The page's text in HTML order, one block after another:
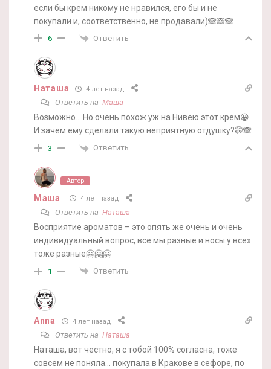
если бы крем никому не нравился, его бы и не
покупали и, соответственно, не продавали)🙈🙈🙈
6 Ответить
Наташа 4 лет назад
Ответить на Маша
Возможно… Но очень похож уж на Нивею этот крем😀
И зачем ему сделали такую неприятную отдушку?🤭🙈
3 Ответить
Автор
Маша 4 лет назад
Ответить на Наташа
Восприятие ароматов – это опять же очень и очень
индивидуальный вопрос, все мы разные и носы у всех
тоже разные🤗🤗🤗
1 Ответить
Anna 4 лет назад
Ответить на Наташа
Наташа, вот честно, я с тобой 100% согласна, тоже
совсем не поняла… покупала в Кракове в сефоре, по